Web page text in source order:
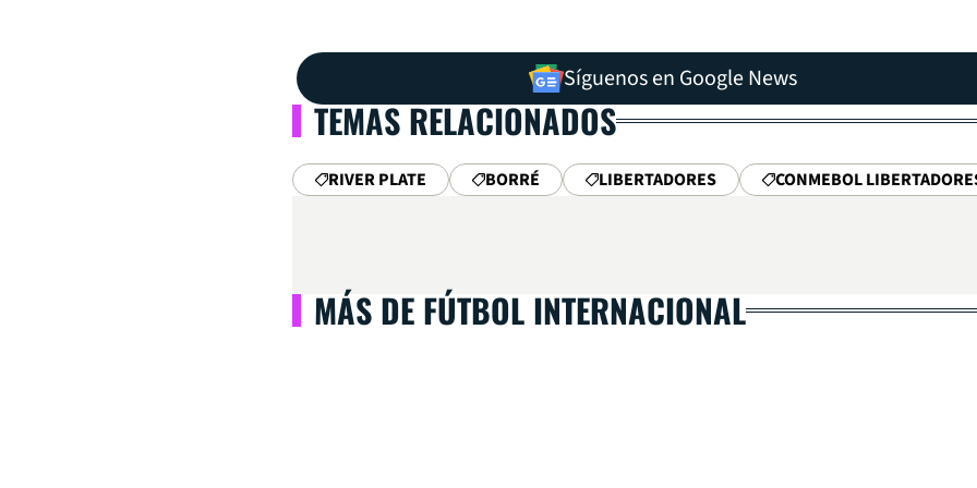
Síguenos en Google News
TEMAS RELACIONADOS
RIVER PLATE BORRÉ LIBERTADORES CONMEBOL
MÁS DE FÚTBOL INTERNACIONAL